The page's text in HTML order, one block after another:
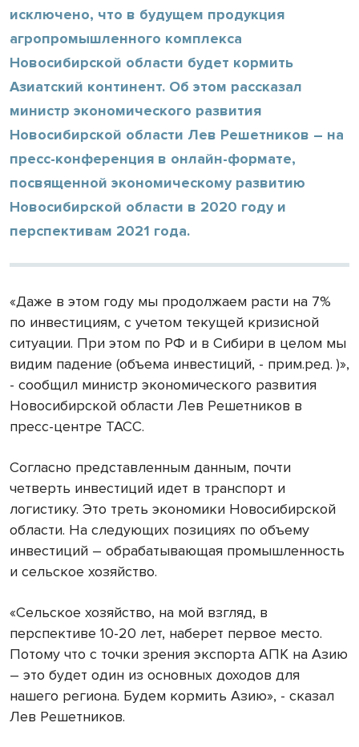
исключено, что в будущем продукция
агропромышленного комплекса
Новосибирской области будет кормить
Азиатский континент. Об этом рассказал
министр экономического развития
Новосибирской области Лев Решетников – на
пресс-конференция в онлайн-формате,
посвященной экономическому развитию
Новосибирской области в 2020 году и
перспективам 2021 года.
«Даже в этом году мы продолжаем расти на 7%
по инвестициям, с учетом текущей кризисной
ситуации. При этом по РФ и в Сибири в целом мы
видим падение (объема инвестиций, - прим.ред. )»,
- сообщил министр экономического развития
Новосибирской области Лев Решетников в
пресс-центре ТАСС.
Согласно представленным данным, почти
четверть инвестиций идет в транспорт и
логистику. Это треть экономики Новосибирской
области. На следующих позициях по объему
инвестиций – обрабатывающая промышленность
и сельское хозяйство.
«Сельское хозяйство, на мой взгляд, в
перспективе 10-20 лет, наберет первое место.
Потому что с точки зрения экспорта АПК на Азию
– это будет один из основных доходов для
нашего региона. Будем кормить Азию», - сказал
Лев Решетников.